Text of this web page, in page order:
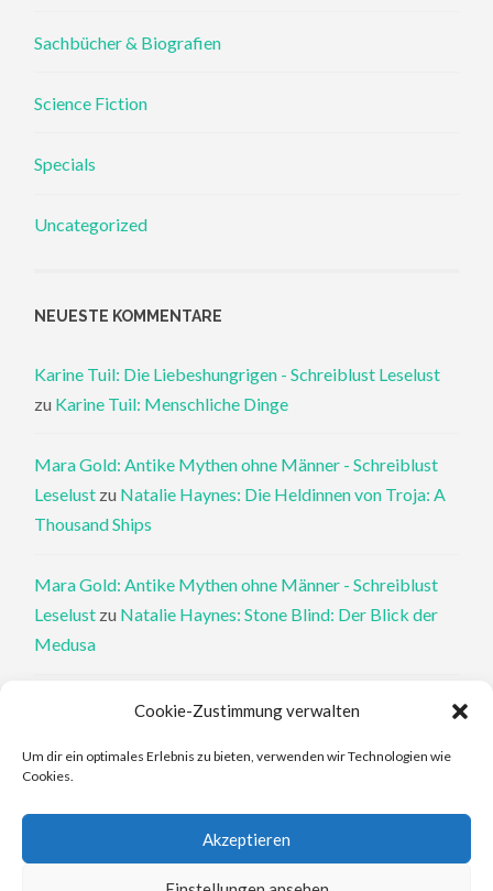
Cookie-Zustimmung verwalten
Um dir ein optimales Erlebnis zu bieten, verwenden wir Technologien wie
Cookies.
Akzeptieren
Sachbücher & Biografien
Science Fiction
Specials
Uncategorized
NEUESTE KOMMENTARE
Karine Tuil: Die Liebeshungrigen - Schreiblust Leselust
zu Karine Tuil: Menschliche Dinge
Mara Gold: Antike Mythen ohne Männer - Schreiblust
Leselust zu Natalie Haynes: Die Heldinnen von Troja: A
Thousand Ships
Mara Gold: Antike Mythen ohne Männer - Schreiblust
Leselust zu Natalie Haynes: Stone Blind: Der Blick der
Medusa
Philippa Perry: Die Therapeutin und ihre Mörder: Dr. Pat
Philippa Perry: Das Buch, von dem du dir wünschst, deine
Elena Ferrante: An den Rändern - Schreiblust Leselust
Elena Ferrante: Die Geschichte des verlorenen Kindes